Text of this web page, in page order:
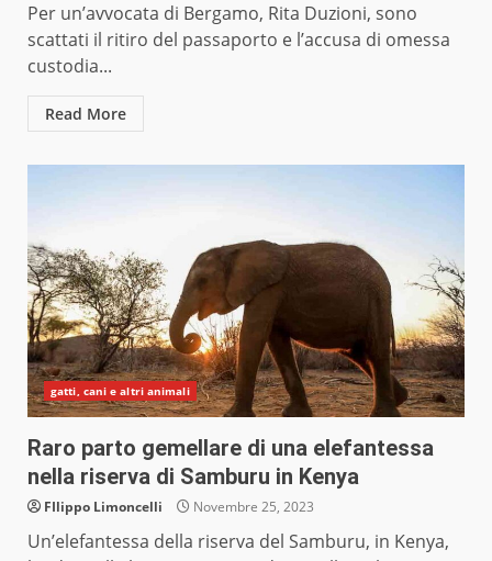
Per un’avvocata di Bergamo, Rita Duzioni, sono
scattati il ritiro del passaporto e l’accusa di omessa
custodia...
Read More
gatti, cani e altri animali
Raro parto gemellare di una elefantessa
nella riserva di Samburu in Kenya
FIlippo Limoncelli Novembre 25, 2023
Un’elefantessa della riserva del Samburu, in Kenya,